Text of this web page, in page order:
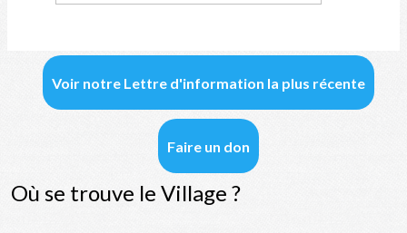
Voir notre Lettre d'information la plus récente
Faire un don
Où se trouve le Village ?